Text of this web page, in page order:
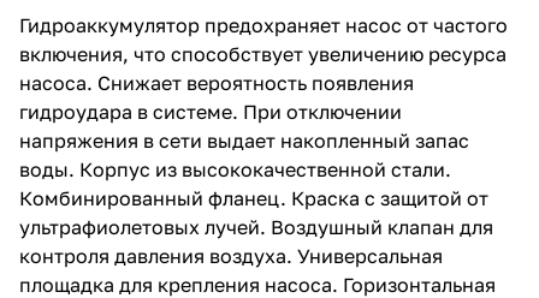
Гидроаккумулятор предохраняет насос от частого
включения, что способствует увеличению ресурса
насоса. Снижает вероятность появления
гидроудара в системе. При отключении
напряжения в сети выдает накопленный запас
воды. Корпус из высококачественной стали.
Комбинированный фланец. Краска с защитой от
ультрафиолетовых лучей. Воздушный клапан для
контроля давления воздуха. Универсальная
площадка для крепления насоса. Горизонтальная
недели